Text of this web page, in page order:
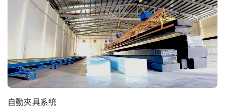
自動夾具系統